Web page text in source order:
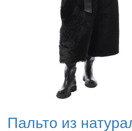
Пальто из